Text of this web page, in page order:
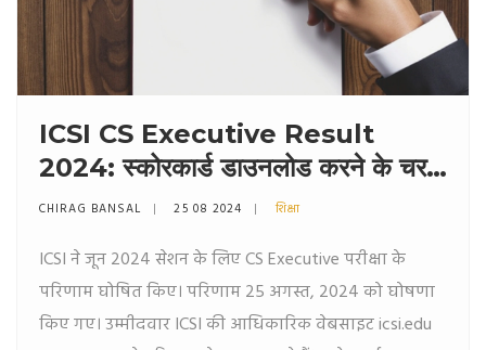
ICSI CS Executive Result
2024: स्कोरकार्ड डाउनलोड करने के चरण
और महत्वपूर्ण जानकारी
CHIRAG BANSAL 25 08 2024 शिक्षा
ICSI ने जून 2024 सेशन के लिए CS Executive परीक्षा के
परिणाम घोषित किए। परिणाम 25 अगस्त, 2024 को घोषणा
किए गए। उम्मीदवार ICSI की आधिकारिक वेबसाइट icsi.edu